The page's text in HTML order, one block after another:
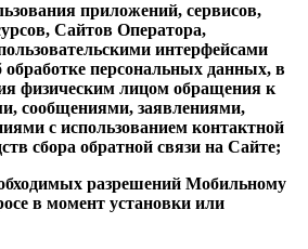
приложений, сервисов,
Сайтов Оператора,
интерфейсами
обработке персональных данных, в
физическим лицом обращения к
сообщениями, заявлениями,
с использованием контактной
сбора обратной связи на Сайте;
разрешений Мобильному
в момент установки или